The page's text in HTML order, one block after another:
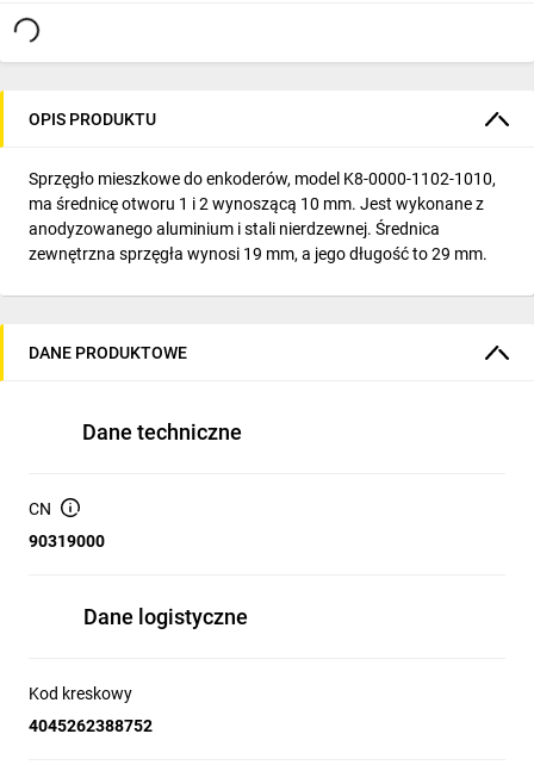
OPIS PRODUKTU
Sprzęgło mieszkowe do enkoderów, model K8-0000-1102-1010,
ma średnicę otworu 1 i 2 wynoszącą 10 mm. Jest wykonane z
anodyzowanego aluminium i stali nierdzewnej. Średnica
zewnętrzna sprzęgła wynosi 19 mm, a jego długość to 29 mm.
DANE PRODUKTOWE
Dane techniczne
CN
90319000
Dane logistyczne
Kod kreskowy
4045262388752